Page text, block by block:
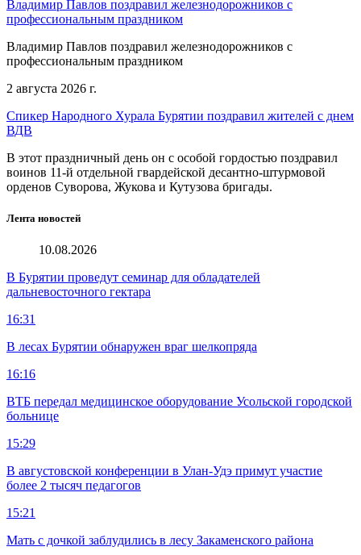
Владимир Павлов поздравил железнодорожников с
профессиональным праздником
Владимир Павлов поздравил железнодорожников с
профессиональным праздником
2 августа 2026 г.
Спикер Народного Хурала Бурятии поздравил жителей с днем
ВДВ
В этот праздничный день он с особой гордостью поздравил
воинов 11-й отдельной гвардейской десантно-штурмовой
орденов Суворова, Жукова и Кутузова бригады.
Лента новостей
10.08.2026
В Бурятии проведут семинар для обладателей
дальневосточного гектара
16:31
В лесах Бурятии обнаружен враг шелкопряда
16:16
ВТБ передал медицинское оборудование Усольской городской
больнице
15:29
В августовской конференции в Улан-Удэ примут участие
более 2 тысяч педагогов
15:21
Мать с дочкой заблудились в лесу Закаменского района